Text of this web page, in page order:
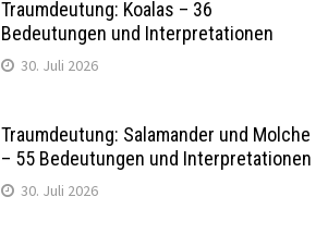
Traumdeutung: Koalas – 36
Bedeutungen und Interpretationen
30. Juli 2026
Traumdeutung: Salamander und Molche
– 55 Bedeutungen und Interpretationen
30. Juli 2026